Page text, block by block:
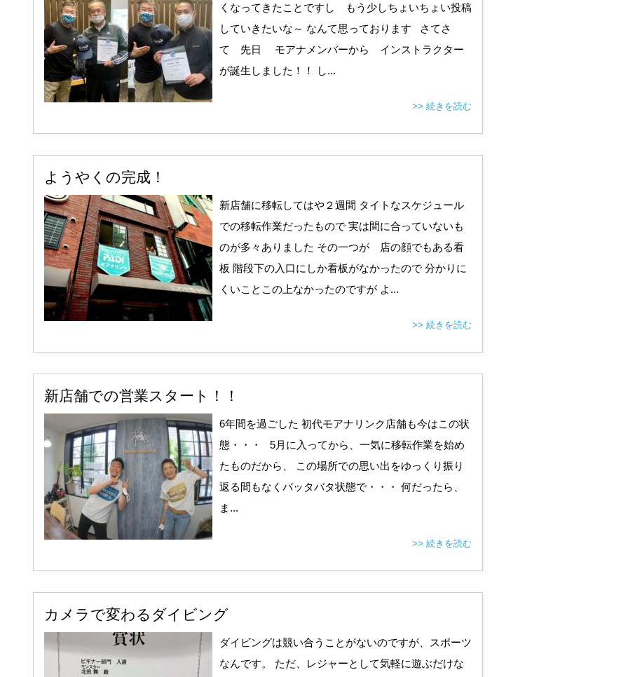
くなってきたことですし もう少しちょいちょい投稿
していきたいな～ なんて思っております さてさ
て 先日 モアナメンバーから インストラクター
が誕生しました！！ し...
>> 続きを読む
ようやくの完成！
新店舗に移転してはや２週間 タイトなスケジュール
での移転作業だったもので 実は間に合っていないも
のが多々ありました その一つが 店の顔でもある看
板 階段下の入口にしか看板がなかったので 分かりに
くいことこの上なかったのですが よ...
>> 続きを読む
新店舗での営業スタート！！
6年間を過ごした 初代モアナリンク店舗も今はこの状
態・・・ 5月に入ってから、一気に移転作業を始め
たものだから、 この場所での思い出をゆっくり振り
返る間もなくバッタバタ状態で・・・ 何だったら、
ま...
>> 続きを読む
カメラで変わるダイビング
ダイビングは競い合うことがないのですが、スポーツ
なんです。 ただ、レジャーとして気軽に遊ぶだけな